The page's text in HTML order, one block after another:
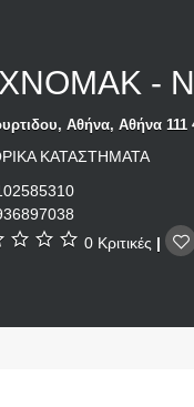
-
Αθήνα, Αθήνα
ΚΑΤΑΣΤΗΜΑΤΑ
0 Κριτικές |